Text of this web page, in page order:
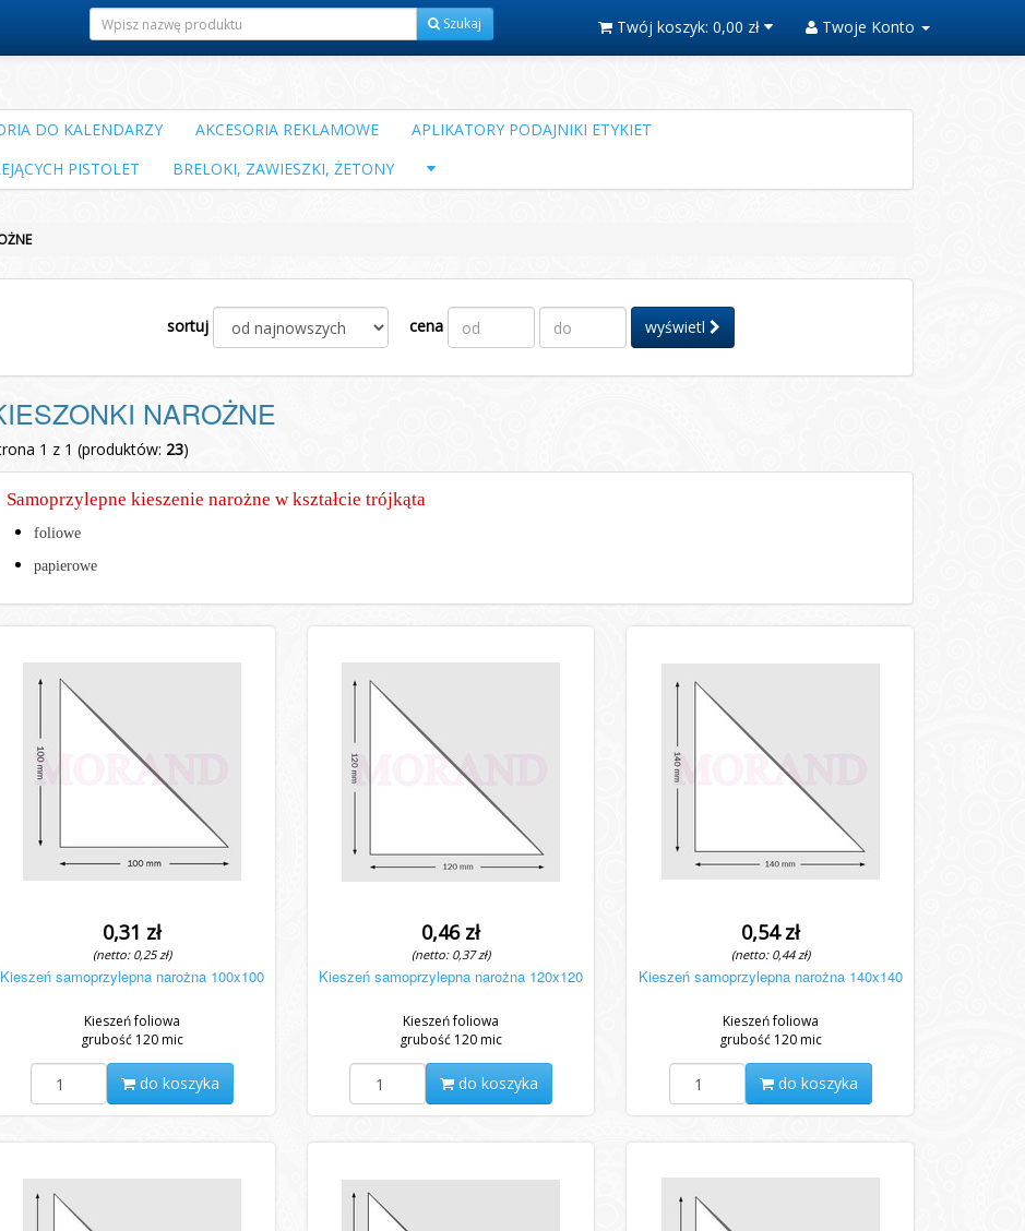
Szukaj Twój koszyk: 0,00 zł Twoje Konto
DO KALENDARZY AKCESORIA REKLAMOWE
APLIKATORY PODAJNIKI ETYKIET
PISTOLET
BRELOKI, ZAWIESZKI, ŻETONY
sortuj cena wyświetl
NAROŻNE
1 z 1 (produktów: 23)
Samoprzylepne kieszenie narożne w kształcie trójkąta
foliowe
papierowe
0,31 zł
(netto: 0,25 zł)
Kieszeń samoprzylepna narożna 100x100
Kieszeń foliowa
grubość 120 mic
do koszyka
0,46 zł
(netto: 0,37 zł)
Kieszeń samoprzylepna narożna 120x120
Kieszeń foliowa
grubość 120 mic
do koszyka
0,54 zł
(netto: 0,44 zł)
Kieszeń samoprzylepna narożna 140x140
Kieszeń foliowa
grubość 120 mic
do koszyka